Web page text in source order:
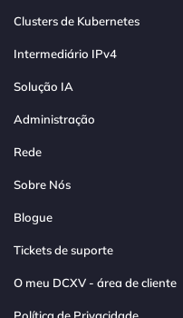
Clusters de Kubernetes
Intermediário IPv4
Solução IA
Administração
Rede
Sobre Nós
Blogue
Tickets de suporte
O meu DCXV - área de cliente